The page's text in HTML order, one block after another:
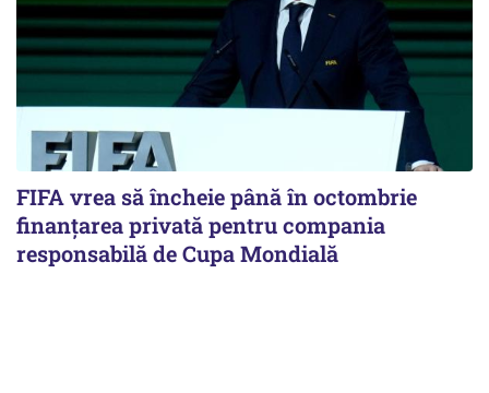
FIFA vrea să încheie până în octombrie
finanțarea privată pentru compania
responsabilă de Cupa Mondială